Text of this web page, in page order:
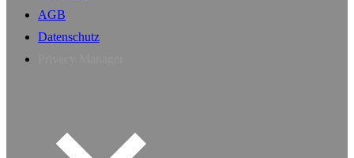
AGB
Datenschutz